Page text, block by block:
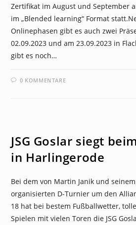
Zertifikat im August und September
im „Blended learning“ Format
Onlinephasen gibt es auch zwei
02.09.2023 und am 23.09.2023 in
gibt es noch…
0 KOMMENTARE
JSG Goslar siegt
in Harlingerode
Bei dem von Martin Janik und
organisierten D-Turnier um den
18 hat bei bestem Fußballwetter,
Spielen mit vielen Toren die JSG